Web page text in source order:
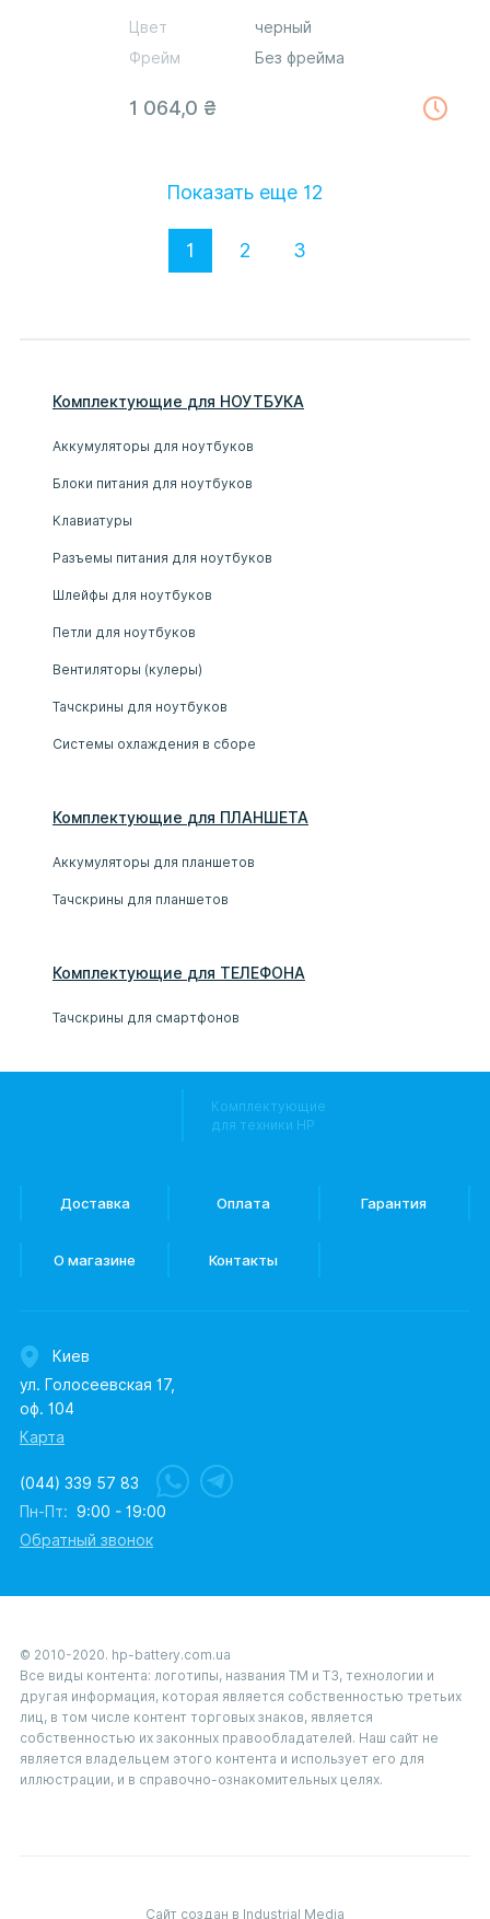
Цвет
черный
Фрейм
Без фрейма
1 064,0 ₴
Показать еще 12
1 2 3
Комплектующие для НОУТБУКА
Аккумуляторы для ноутбуков
Блоки питания для ноутбуков
Клавиатуры
Разъемы питания для ноутбуков
Шлейфы для ноутбуков
Петли для ноутбуков
Вентиляторы (кулеры)
Тачскрины для ноутбуков
Системы охлаждения в сборе
Комплектующие для ПЛАНШЕТА
Аккумуляторы для планшетов
Тачскрины для планшетов
Комплектующие для ТЕЛЕФОНА
Тачскрины для смартфонов
Комплектующие
для техники HP
Доставка Оплата Гарантия
О магазине Контакты
Киев
ул. Голосеевская 17,
оф. 104
Карта
(044) 339 57 83
Пн-Пт: 9:00 - 19:00
Обратный звонок
© 2010-2020. hp-battery.com.ua
Все виды контента: логотипы, названия ТМ и ТЗ, технологии и
другая информация, которая является собственностью третьих
лиц, в том числе контент торговых знаков, является
собственностью их законных правообладателей. Наш сайт не
является владельцем этого контента и использует его для
иллюстрации, и в справочно-ознакомительных целях.
Сайт создан в Industrial Media